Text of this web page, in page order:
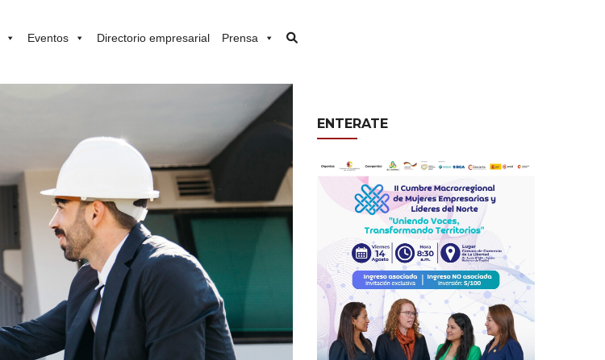
Eventos Directorio empresarial Prensa
ENTERATE